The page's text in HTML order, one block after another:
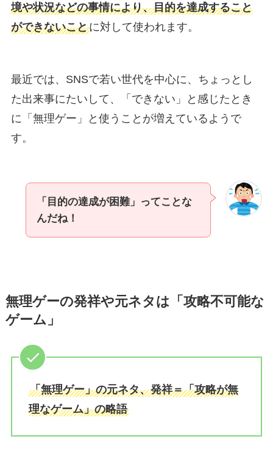
境や状況などの事情により、目的を達成すること
ができないことに対して使われます。
最近では、SNSで若い世代を中心に、ちょっとし
た出来事にたいして、「できない」と感じたとき
に「無理ゲー」と使うことが増えているようで
す。
「目的の達成が困難」ってことな
んだね！
無理ゲーの発祥や元ネタは「攻略不可能な
ゲーム」
「無理ゲー」の元ネタ、発祥＝「攻略が無
理なゲーム」の略語